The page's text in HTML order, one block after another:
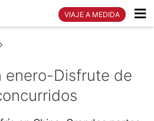
VIAJE A MEDIDA
enero-Disfrute de